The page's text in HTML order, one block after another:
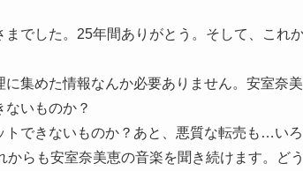
でした。25年間ありがとう。そして、これ
集めた情報なんか必要ありません。安室奈美
いものか？
できないものか？あと、悪質な転売も…いろ
らも安室奈美恵の音楽を聞き続けます。ど